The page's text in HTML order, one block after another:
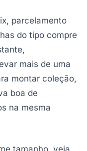
parcelamento
do tipo compre
mais de uma
montar coleção,
boa de
na mesma
tamanho, veja